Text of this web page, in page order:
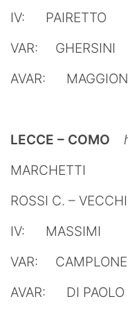
IV: PAIRETTO
VAR: GHERSINI
AVAR:
LECCE – COMO
MARCHETTI
ROSSI C. – VECCHI
IV: MASSIMI
VAR: CAMPLONE
AVAR: DI PAOLO